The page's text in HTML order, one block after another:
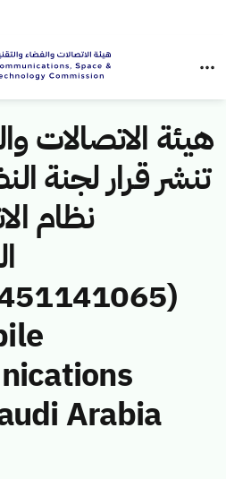
هيئة الاتصالات
تنشر قرار لجنة
نظام
Arabia